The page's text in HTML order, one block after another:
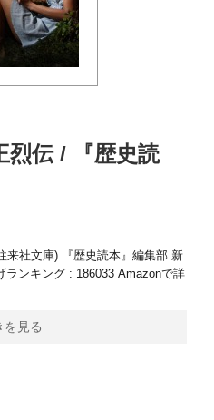
烈伝 / 『歴史読
来社文庫) 『歴史読本』編集部 新
ランキング : 186033 Amazonで詳
を見る